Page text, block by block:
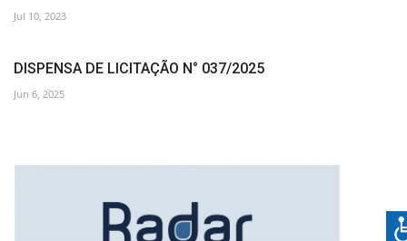
Jul 10, 2023
DISPENSA DE LICITAÇÃO N° 037/2025
Jun 6, 2025